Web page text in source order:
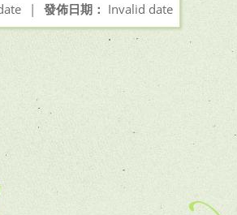
發佈日期： Invalid date
|